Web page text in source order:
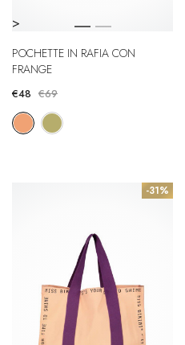
>
POCHETTE IN RAFIA CON
FRANGE
€48 €69
-31%